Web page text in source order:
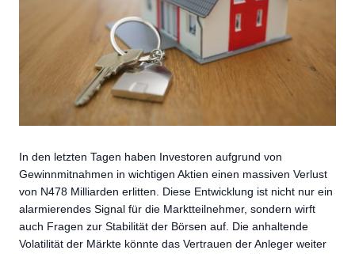
In den letzten Tagen haben Investoren aufgrund von
Gewinnmitnahmen in wichtigen Aktien einen massiven Verlust
von N478 Milliarden erlitten. Diese Entwicklung ist nicht nur ein
alarmierendes Signal für die Marktteilnehmer, sondern wirft
auch Fragen zur Stabilität der Börsen auf. Die anhaltende
Volatilität der Märkte könnte das Vertrauen der Anleger weiter